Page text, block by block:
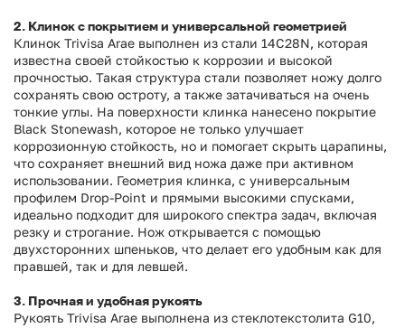
2. Клинок с покрытием и универсальной геометрией
Клинок Trivisa Arae выполнен из стали 14C28N, которая
известна своей стойкостью к коррозии и высокой
прочностью. Такая структура стали позволяет ножу долго
сохранять свою остроту, а также затачиваться на очень
тонкие углы. На поверхности клинка нанесено покрытие
Black Stonewash, которое не только улучшает
коррозионную стойкость, но и помогает скрыть царапины,
что сохраняет внешний вид ножа даже при активном
использовании. Геометрия клинка, с универсальным
профилем Drop-Point и прямыми высокими спусками,
идеально подходит для широкого спектра задач, включая
резку и строгание. Нож открывается с помощью
двухсторонних шпеньков, что делает его удобным как для
правшей, так и для левшей.
3. Прочная и удобная рукоять
Рукоять Trivisa Arae выполнена из стеклотекстолита G10,